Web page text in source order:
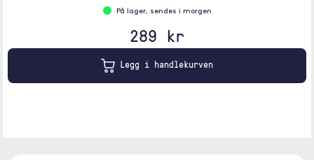
På lager, sendes i morgen
289 kr
Legg i handlekurven